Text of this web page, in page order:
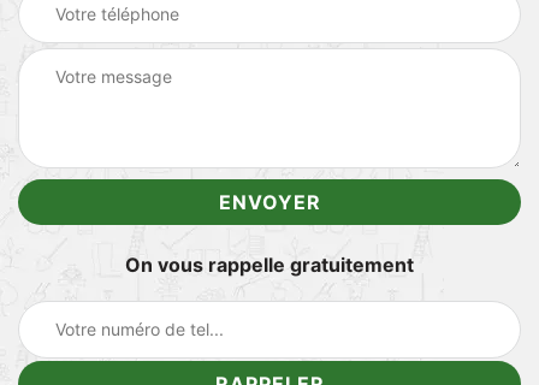
On vous rappelle gratuitement